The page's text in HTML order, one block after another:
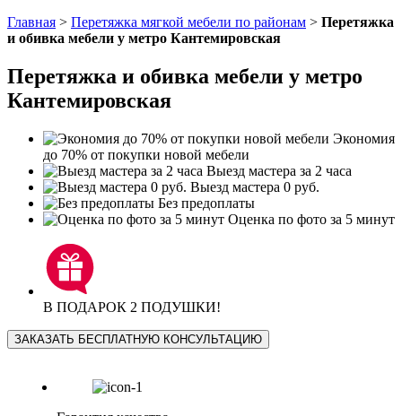
Главная > Перетяжка мягкой мебели по районам > Перетяжка
и обивка мебели у метро Кантемировская
Перетяжка и обивка мебели у метро
Кантемировская
Экономия
до 70% от покупки новой мебели
Выезд мастера за 2 часа
Выезд мастера 0 руб.
Без предоплаты
Оценка по фото за 5 минут
В ПОДАРОК 2 ПОДУШКИ!
ЗАКАЗАТЬ БЕСПЛАТНУЮ КОНСУЛЬТАЦИЮ